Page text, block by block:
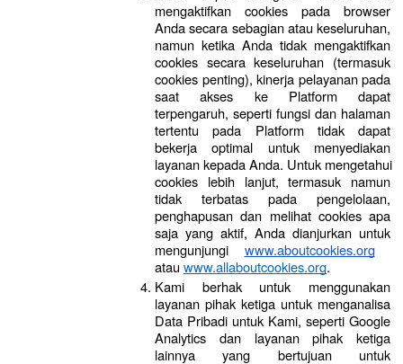
mengaktifkan cookies pada browser
Anda secara sebagian atau keseluruhan,
namun ketika Anda tidak mengaktifkan
cookies secara keseluruhan (termasuk
cookies penting), kinerja pelayanan pada
saat akses ke Platform dapat
terpengaruh, seperti fungsi dan halaman
tertentu pada Platform tidak dapat
bekerja optimal untuk menyediakan
layanan kepada Anda. Untuk mengetahui
cookies lebih lanjut, termasuk namun
tidak terbatas pada pengelolaan,
penghapusan dan melihat cookies apa
saja yang aktif, Anda dianjurkan untuk
mengunjungi www.aboutcookies.org
atau www.allaboutcookies.org.
Kami berhak untuk menggunakan
layanan pihak ketiga untuk menganalisa
Data Pribadi untuk Kami, seperti Google
Analytics dan layanan pihak ketiga
lainnya yang bertujuan untuk